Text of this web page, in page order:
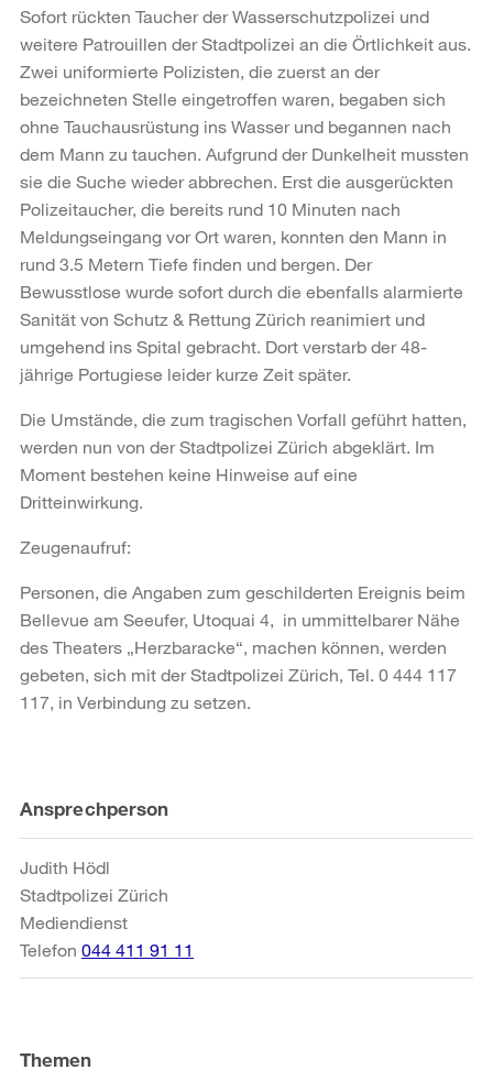
Sofort rückten Taucher der Wasserschutzpolizei und
weitere Patrouillen der Stadtpolizei an die Örtlichkeit aus.
Zwei uniformierte Polizisten, die zuerst an der
bezeichneten Stelle eingetroffen waren, begaben sich
ohne Tauchausrüstung ins Wasser und begannen nach
dem Mann zu tauchen. Aufgrund der Dunkelheit mussten
sie die Suche wieder abbrechen. Erst die ausgerückten
Polizeitaucher, die bereits rund 10 Minuten nach
Meldungseingang vor Ort waren, konnten den Mann in
rund 3.5 Metern Tiefe finden und bergen. Der
Bewusstlose wurde sofort durch die ebenfalls alarmierte
Sanität von Schutz & Rettung Zürich reanimiert und
umgehend ins Spital gebracht. Dort verstarb der 48-
jährige Portugiese leider kurze Zeit später.
Die Umstände, die zum tragischen Vorfall geführt hatten,
werden nun von der Stadtpolizei Zürich abgeklärt. Im
Moment bestehen keine Hinweise auf eine
Dritteinwirkung.
Zeugenaufruf:
Personen, die Angaben zum geschilderten Ereignis beim
Bellevue am Seeufer, Utoquai 4, in ummittelbarer Nähe
des Theaters „Herzbaracke“, machen können, werden
gebeten, sich mit der Stadtpolizei Zürich, Tel. 0 444 117
117, in Verbindung zu setzen.
Weitere
Informationen
Ansprechperson
Judith Hödl
Stadtpolizei Zürich
Mediendienst
Telefon 044 411 91 11
Themen